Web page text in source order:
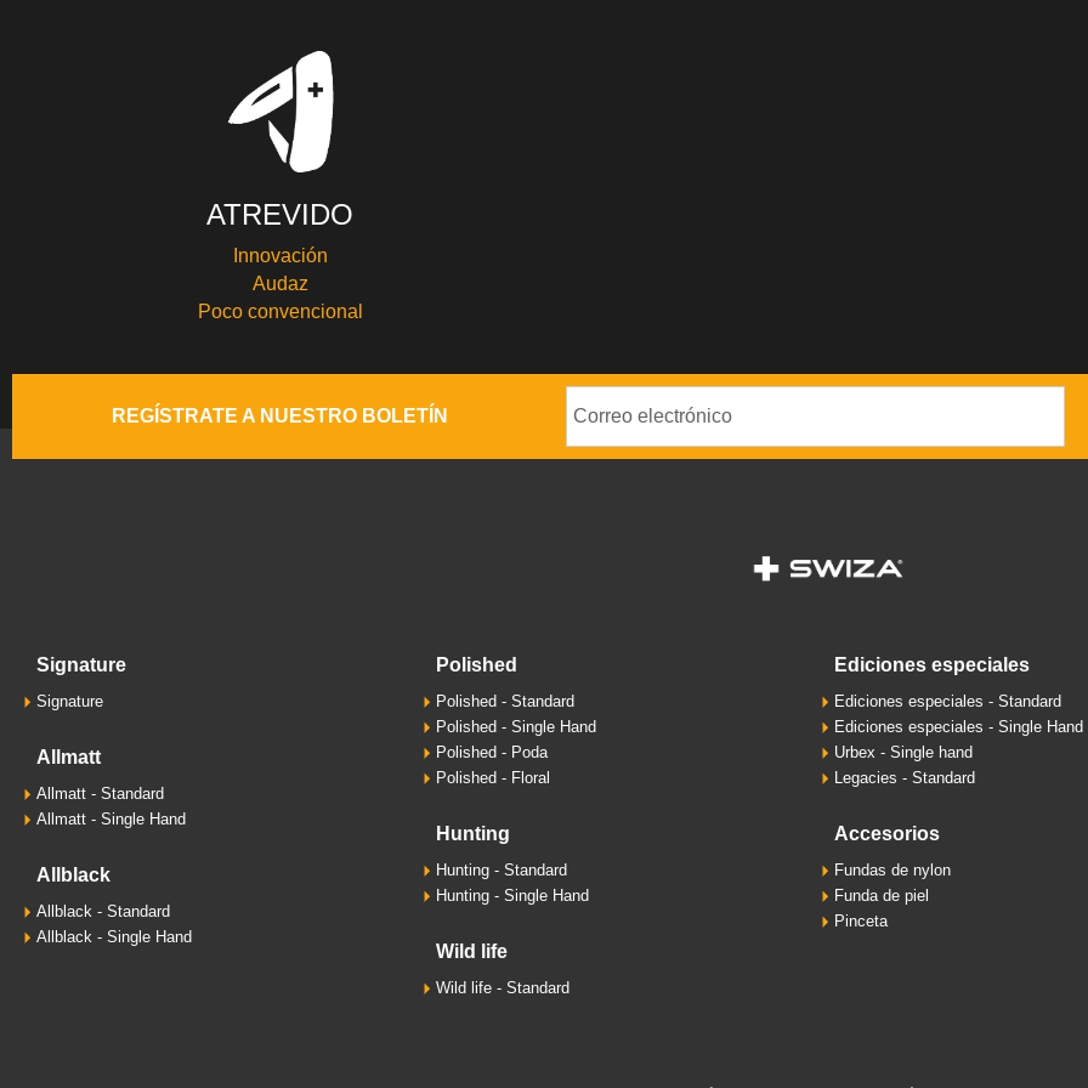
ATREVIDO
Innovación
Audaz
Poco convencional
REGÍSTRATE A NUESTRO BOLETÍN
signature
Signature
allmatt
Allmatt - Standard
Allmatt - Single Hand
allblack
Allblack - Standard
Allblack - Single Hand
polished
Polished - Standard
Polished - Single Hand
Polished - Poda
Polished - Floral
hunting
Hunting - Standard
Hunting - Single Hand
wild life
Wild life - Standard
ediciones especiales
Ediciones especiales - Standard
Ediciones especiales - Single Hand
Urbex - Single hand
Legacies - Standard
accesorios
Fundas de nylon
Funda de piel
Pinceta